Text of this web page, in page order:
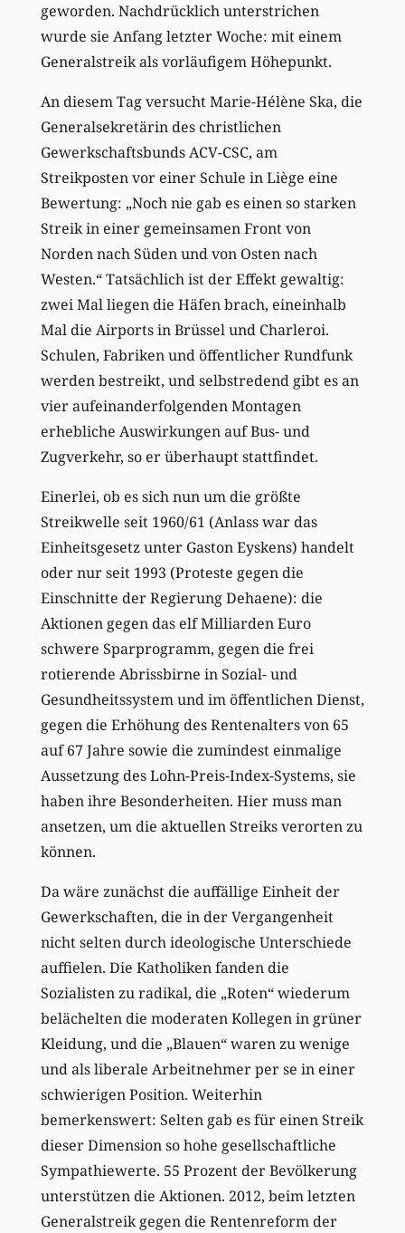
geworden. Nachdrücklich unterstrichen
wurde sie Anfang letzter Woche: mit einem
Generalstreik als vorläufigem Höhepunkt.
An diesem Tag versucht Marie-Hélène Ska, die
Generalsekretärin des christlichen
Gewerkschaftsbunds ACV-CSC, am
Streikposten vor einer Schule in Liège eine
Bewertung: „Noch nie gab es einen so starken
Streik in einer gemeinsamen Front von
Norden nach Süden und von Osten nach
Westen.“ Tatsächlich ist der Effekt gewaltig:
zwei Mal liegen die Häfen brach, eineinhalb
Mal die Airports in Brüssel und Charleroi.
Schulen, Fabriken und öffentlicher Rundfunk
werden bestreikt, und selbstredend gibt es an
vier aufeinanderfolgenden Montagen
erhebliche Auswirkungen auf Bus- und
Zugverkehr, so er überhaupt stattfindet.
Einerlei, ob es sich nun um die größte
Streikwelle seit 1960/61 (Anlass war das
Einheitsgesetz unter Gaston Eyskens) handelt
oder nur seit 1993 (Proteste gegen die
Einschnitte der Regierung Dehaene): die
Aktionen gegen das elf Milliarden Euro
schwere Sparprogramm, gegen die frei
rotierende Abrissbirne in Sozial- und
Gesundheitssystem und im öffentlichen Dienst,
gegen die Erhöhung des Rentenalters von 65
auf 67 Jahre sowie die zumindest einmalige
Aussetzung des Lohn-Preis-Index-Systems, sie
haben ihre Besonderheiten. Hier muss man
ansetzen, um die aktuellen Streiks verorten zu
können.
Da wäre zunächst die auffällige Einheit der
Gewerkschaften, die in der Vergangenheit
nicht selten durch ideologische Unterschiede
auffielen. Die Katholiken fanden die
Sozialisten zu radikal, die „Roten“ wiederum
belächelten die moderaten Kollegen in grüner
Kleidung, und die „Blauen“ waren zu wenige
und als liberale Arbeitnehmer per se in einer
schwierigen Position. Weiterhin
bemerkenswert: Selten gab es für einen Streik
dieser Dimension so hohe gesellschaftliche
Sympathiewerte. 55 Prozent der Bevölkerung
unterstützen die Aktionen. 2012, beim letzten
Generalstreik gegen die Rentenreform der